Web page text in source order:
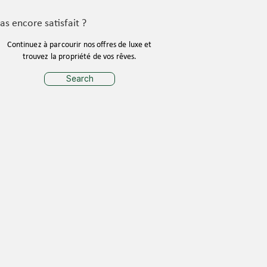
encore satisfait ?
Continuez à parcourir nos offres de luxe et
trouvez la propriété de vos rêves.
Search